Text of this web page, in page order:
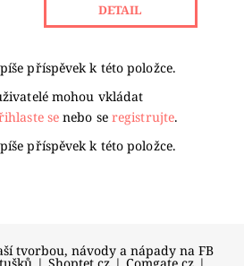
DETAIL
příspěvek k této položce.
mohou vkládat
se nebo se registrujte.
příspěvek k této položce.
tvorbou, návody a nápady na FB